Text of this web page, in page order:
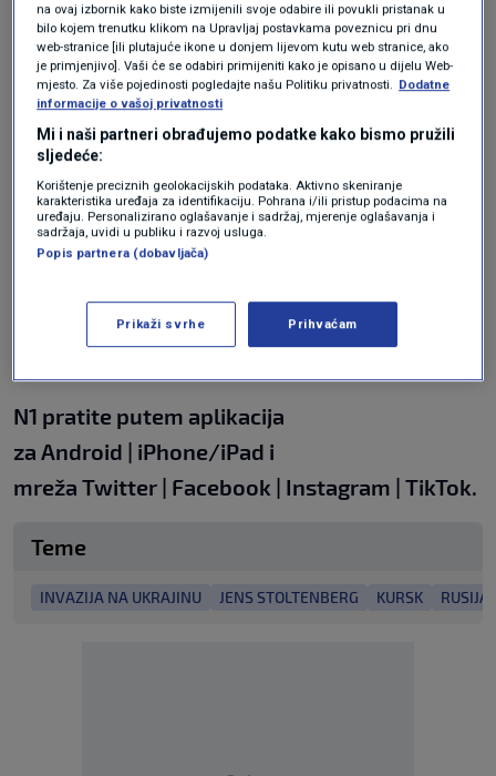
"(Ukrajinski) predsjednikZelenskijasno je dao
do znanja da operacija ima za cilj stvoriti
tampon zonu kako bi se spriječili daljnji ruski
napadi s druge strane granice", rekao je.
"Kao i sve vojne operacije, ova dolazi s rizicima.
Ali Ukrajina odlučuje kako će se braniti."
Rusija je operaciju Kursk nazvala "velikom
provokacijom" i rekla da će uzvratiti.
N1 pratite putem aplikacija
za Android | iPhone/iPad i
mreža Twitter | Facebook | Instagram | TikTok.
Teme
INVAZIJA NA UKRAJINU JENS STOLTENBERG KURSK RUSIJA
na ovaj izbornik kako biste izmijenili svoje odabire ili povukli pristanak u
bilo kojem trenutku klikom na Upravljaj postavkama poveznicu pri dnu
web-stranice [ili plutajuće ikone u donjem lijevom kutu web stranice, ako
je primjenjivo]. Vaši će se odabiri primijeniti kako je opisano u dijelu Web-
mjesto. Za više pojedinosti pogledajte našu Politiku privatnosti. Dodatne
informacije o vašoj privatnosti
Mi i naši partneri obrađujemo podatke kako bismo pružili
sljedeće:
Korištenje preciznih geolokacijskih podataka. Aktivno skeniranje
karakteristika uređaja za identifikaciju. Pohrana i/ili pristup podacima na
uređaju. Personalizirano oglašavanje i sadržaj, mjerenje oglašavanja i
sadržaja, uvidi u publiku i razvoj usluga.
Popis partnera (dobavljača)
Prikaži svrhe Prihvaćam